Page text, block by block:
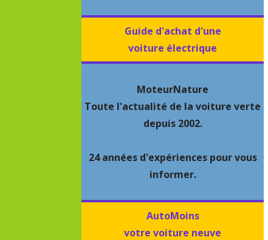
Guide d'achat d'une
voiture électrique
MoteurNature
Toute l'actualité de la voiture verte
depuis 2002.
24 années d'expériences pour vous
informer.
AutoMoins
votre voiture neuve